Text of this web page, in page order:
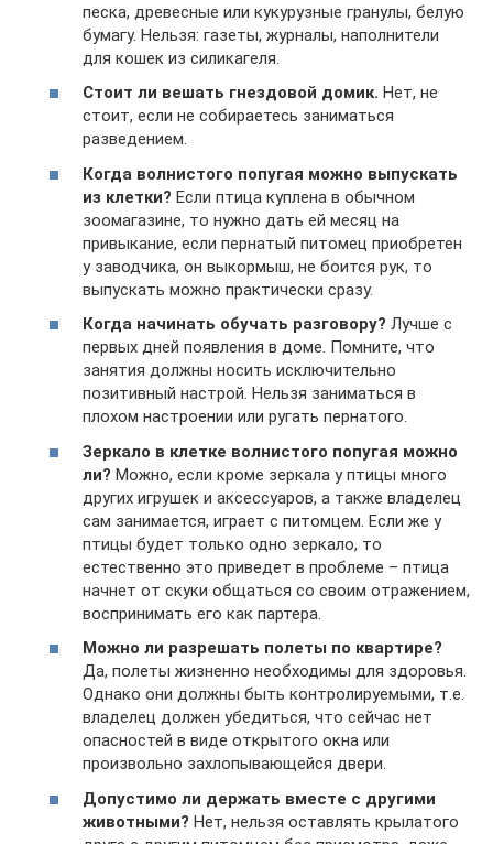
песка, древесные или кукурузные гранулы, белую
бумагу. Нельзя: газеты, журналы, наполнители
для кошек из силикагеля.
Стоит ли вешать гнездовой домик. Нет, не
стоит, если не собираетесь заниматься
разведением.
Когда волнистого попугая можно выпускать
из клетки? Если птица куплена в обычном
зоомагазине, то нужно дать ей месяц на
привыкание, если пернатый питомец приобретен
у заводчика, он выкормыш, не боится рук, то
выпускать можно практически сразу.
Когда начинать обучать разговору? Лучше с
первых дней появления в доме. Помните, что
занятия должны носить исключительно
позитивный настрой. Нельзя заниматься в
плохом настроении или ругать пернатого.
Зеркало в клетке волнистого попугая можно
ли? Можно, если кроме зеркала у птицы много
других игрушек и аксессуаров, а также владелец
сам занимается, играет с питомцем. Если же у
птицы будет только одно зеркало, то
естественно это приведет в проблеме – птица
начнет от скуки общаться со своим отражением,
воспринимать его как партера.
Можно ли разрешать полеты по квартире?
Да, полеты жизненно необходимы для здоровья.
Однако они должны быть контролируемыми, т.е.
владелец должен убедиться, что сейчас нет
опасностей в виде открытого окна или
произвольно захлопывающейся двери.
Допустимо ли держать вместе с другими
животными? Нет, нельзя оставлять крылатого